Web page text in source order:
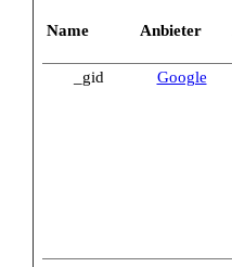
Name Anbieter
_gid
Google